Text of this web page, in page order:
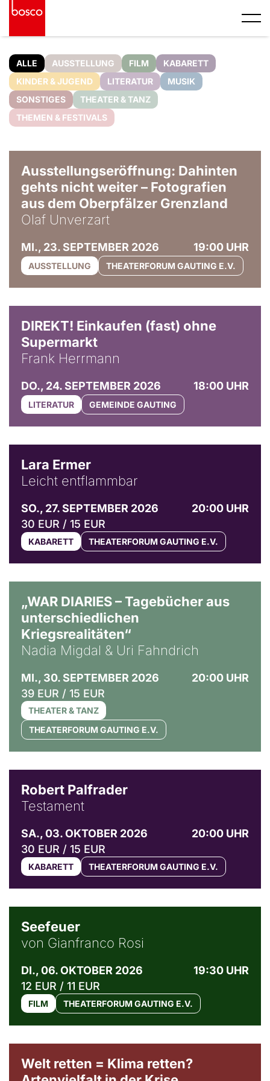
ALLE AUSSTELLUNG FILM
KABARETT
KINDER & JUGEND
LITERATUR
MUSIK
SONSTIGES
THEATER & TANZ
THEMEN & FESTIVALS
Ausstellungseröffnung: Dahinten
gehts nicht weiter – Fotografien
aus dem Oberpfälzer Grenzland
Olaf Unverzart
MI., 23. SEPTEMBER 2026 19:00 UHR
AUSSTELLUNG THEATERFORUM GAUTING E.V.
DIREKT! Einkaufen (fast) ohne
Supermarkt
Frank Herrmann
DO., 24. SEPTEMBER 2026 18:00 UHR
LITERATUR GEMEINDE GAUTING
Lara Ermer
Leicht entflammbar
SO., 27. SEPTEMBER 2026
20:00 UHR
30 EUR / 15 EUR
KABARETT THEATERFORUM GAUTING E.V.
„WAR DIARIES – Tagebücher aus
unterschiedlichen
Kriegsrealitäten“
Nadia Migdal & Uri Fahndrich
MI., 30. SEPTEMBER 2026
20:00 UHR
39 EUR / 15 EUR
THEATER & TANZ
THEATERFORUM GAUTING E.V.
Robert Palfrader
Testament
SA., 03. OKTOBER 2026
20:00 UHR
30 EUR / 15 EUR
KABARETT THEATERFORUM GAUTING E.V.
Seefeuer
von Gianfranco Rosi
DI., 06. OKTOBER 2026
19:30 UHR
12 EUR / 11 EUR
FILM THEATERFORUM GAUTING E.V.
Welt retten = Klima retten?